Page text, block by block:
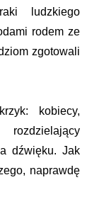
ludzkiego
rodem ze
zgotowali
kobiecy,
dźwięku. Jak
naprawdę